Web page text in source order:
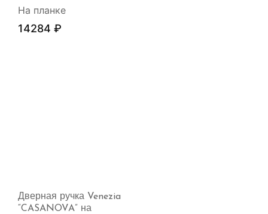
На планке
14284 ₽
Дверная ручка Venezia
“CASANOVA” на